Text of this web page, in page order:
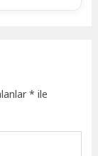
* ile